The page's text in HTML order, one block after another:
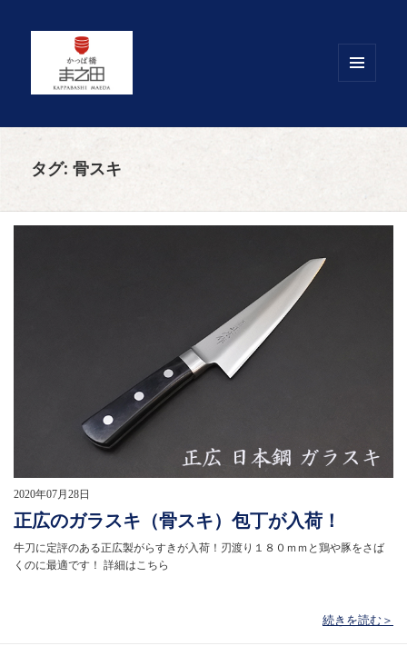
タグ:骨スキ
2020年07月28日
正広のガラスキ（骨スキ）包丁が入荷！
牛刀に定評のある正広製がらすきが入荷！刃渡り１８０ｍｍと鶏や豚をさば
くのに最適です！ 詳細はこちら
続きを読む＞